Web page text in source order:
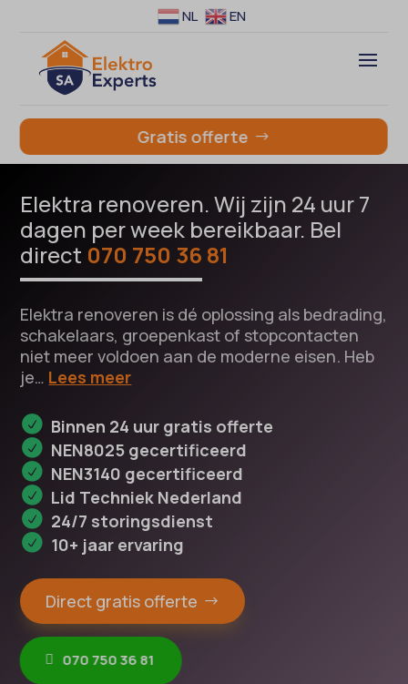
NL EN
Gratis offerte
Elektra renoveren. Wij zijn 24 uur 7
dagen per week bereikbaar. Bel
direct 070 750 36 81
Elektra renoveren is dé oplossing als bedrading,
schakelaars, groepenkast of stopcontacten
niet meer voldoen aan de moderne eisen. Heb
je… Lees meer
Binnen 24 uur gratis offerte
NEN8025 gecertificeerd
NEN3140 gecertificeerd
Lid Techniek Nederland
24/7 storingsdienst
10+ jaar ervaring
Direct gratis offerte
070 750 36 81